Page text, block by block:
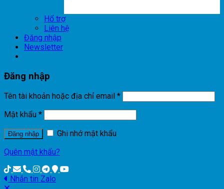
Hổ trợ
Liên hệ
Đăng nhập
Newsletter
Đăng nhập
Tên tài khoản hoặc địa chỉ email *
Mật khẩu *
Đăng nhập
Ghi nhớ mật khẩu
Quên mật khẩu?
Nhắn tin Zalo